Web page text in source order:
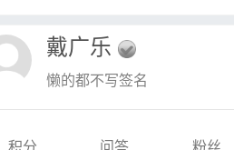
戴广乐
懒的都不写签名